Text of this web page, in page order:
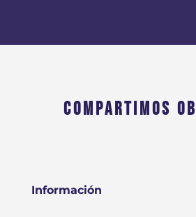
COMPARTIMOS
Información